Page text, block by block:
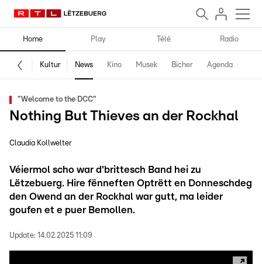
Home Play Télé Radio
Kultur News Kino Musek Bicher Agenda
"Welcome to the DCC"
Nothing But Thieves an der Rockhal
Claudia Kollwelter
Véiermol scho war d'brittesch Band hei zu
Lëtzebuerg. Hire fënneften Optrëtt en Donneschdeg
den Owend an der Rockhal war gutt, ma leider
goufen et e puer Bemollen.
Update: 14.02.2025 11:09